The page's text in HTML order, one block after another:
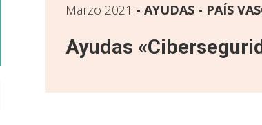
Marzo 2021 AYUDAS - PAÍS
Ayudas